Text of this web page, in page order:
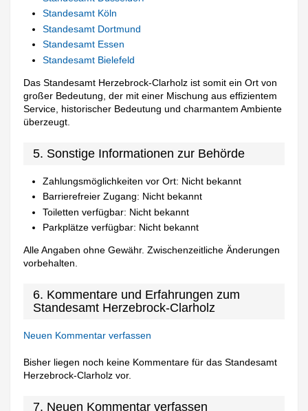
Standesamt Köln
Standesamt Dortmund
Standesamt Essen
Standesamt Bielefeld
Das Standesamt Herzebrock-Clarholz ist somit ein Ort von
großer Bedeutung, der mit einer Mischung aus effizientem
Service, historischer Bedeutung und charmantem Ambiente
überzeugt.
5. Sonstige Informationen zur Behörde
Zahlungsmöglichkeiten vor Ort: Nicht bekannt
Barrierefreier Zugang: Nicht bekannt
Toiletten verfügbar: Nicht bekannt
Parkplätze verfügbar: Nicht bekannt
Alle Angaben ohne Gewähr. Zwischenzeitliche Änderungen
vorbehalten.
6. Kommentare und Erfahrungen zum
Standesamt Herzebrock-Clarholz
Neuen Kommentar verfassen
Bisher liegen noch keine Kommentare für das Standesamt
Herzebrock-Clarholz vor.
7. Neuen Kommentar verfassen